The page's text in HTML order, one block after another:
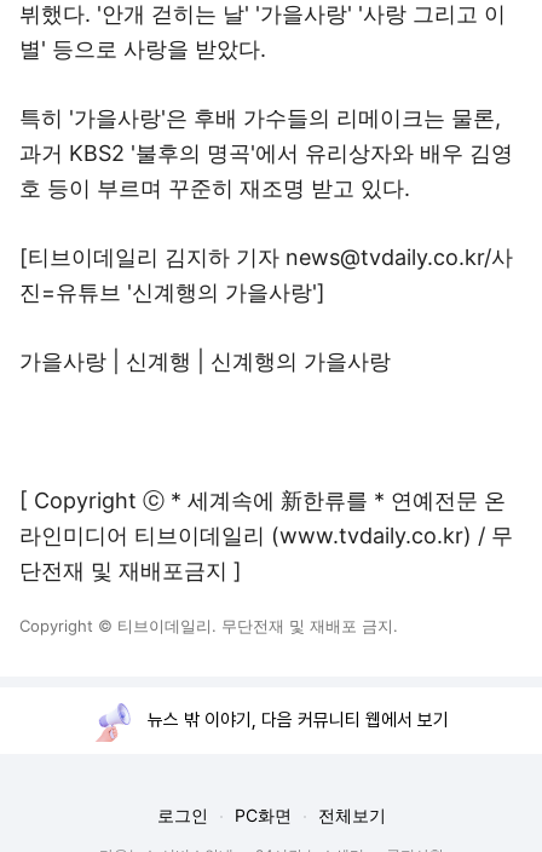
뷔했다. '안개 걷히는 날' '가을사랑' '사랑 그리고 이
별' 등으로 사랑을 받았다.
특히 '가을사랑'은 후배 가수들의 리메이크는 물론,
과거 KBS2 '불후의 명곡'에서 유리상자와 배우 김영
호 등이 부르며 꾸준히 재조명 받고 있다.
[티브이데일리 김지하 기자 news@tvdaily.co.kr/사
진=유튜브 '신계행의 가을사랑']
가을사랑 신계행 신계행의 가을사랑
[ Copyright ⓒ * 세계속에 新한류를 * 연예전문 온
라인미디어 티브이데일리 (www.tvdaily.co.kr) / 무
단전재 및 재배포금지 ]
Copyright © 티브이데일리. 무단전재 및 재배포 금지.
뉴스 밖 이야기, 다음 커뮤니티 웹에서 보기
로그인 PC화면 전체보기